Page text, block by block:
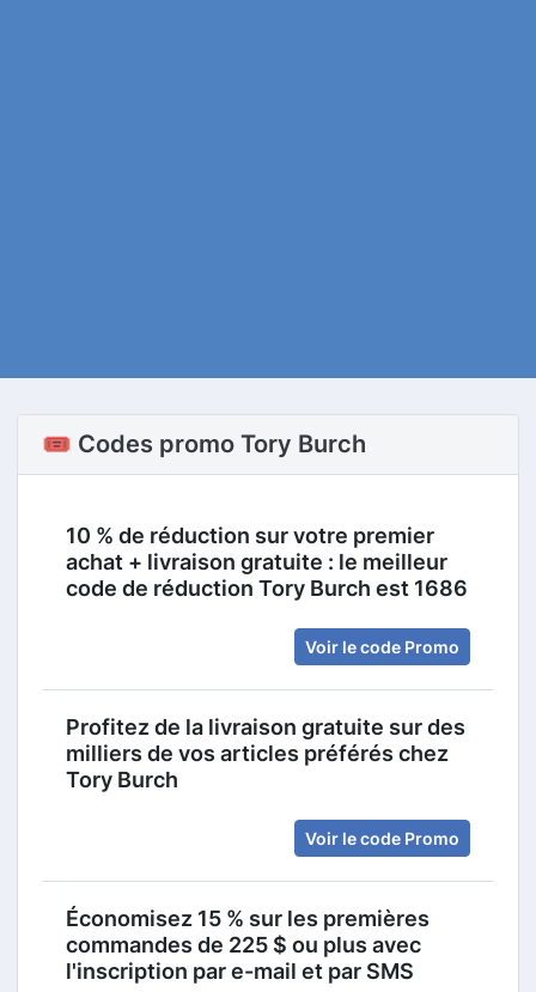
🎟️ Codes promo Tory Burch
10 % de réduction sur votre premier
achat + livraison gratuite : le meilleur
code de réduction Tory Burch est 1686
Voir le code Promo
Profitez de la livraison gratuite sur des
milliers de vos articles préférés chez
Tory Burch
Voir le code Promo
Économisez 15 % sur les premières
commandes de 225 $ ou plus avec
l'inscription par e-mail et par SMS